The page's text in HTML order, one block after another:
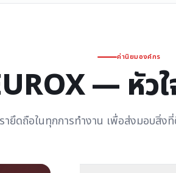
ค่านิยมองค์กร
— หัว
ายึดถือในทุกการทำงาน เพื่อส่งมอบสิ่ง